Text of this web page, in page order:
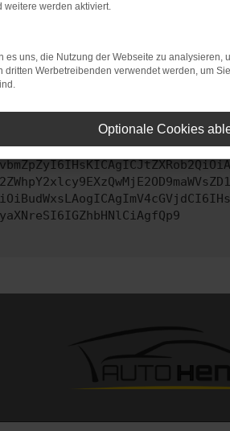
beheben.
auf dem neuesten Stand sind.
kann auch dazu führen, dass
uns bitte. Wir werden
weitere werden aktiviert.
es uns, die Nutzung der Webseite zu
dritten Werbetreibenden verwendet werden, um
Optionale Cookies